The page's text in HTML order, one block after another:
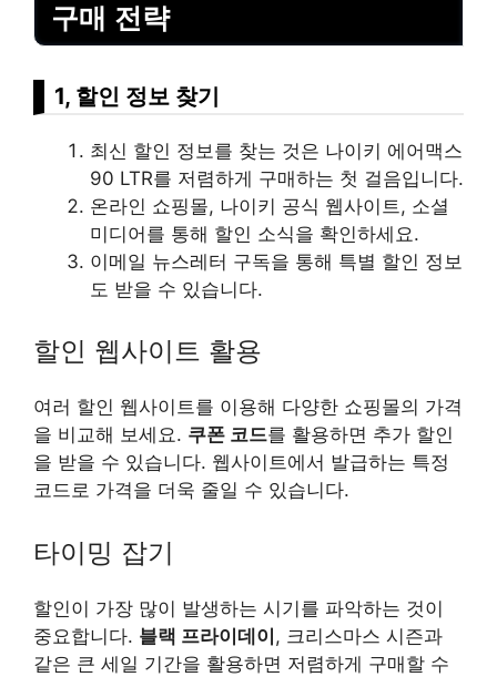
구매 전략
1, 할인 정보 찾기
최신 할인 정보를 찾는 것은 나이키 에어맥스
90 LTR를 저렴하게 구매하는 첫 걸음입니다.
온라인 쇼핑몰, 나이키 공식 웹사이트, 소셜
미디어를 통해 할인 소식을 확인하세요.
이메일 뉴스레터 구독을 통해 특별 할인 정보
도 받을 수 있습니다.
할인 웹사이트 활용
여러 할인 웹사이트를 이용해 다양한 쇼핑몰의 가격
을 비교해 보세요. 쿠폰 코드를 활용하면 추가 할인
을 받을 수 있습니다. 웹사이트에서 발급하는 특정
코드로 가격을 더욱 줄일 수 있습니다.
타이밍 잡기
할인이 가장 많이 발생하는 시기를 파악하는 것이
중요합니다. 블랙 프라이데이, 크리스마스 시즌과
같은 큰 세일 기간을 활용하면 저렴하게 구매할 수